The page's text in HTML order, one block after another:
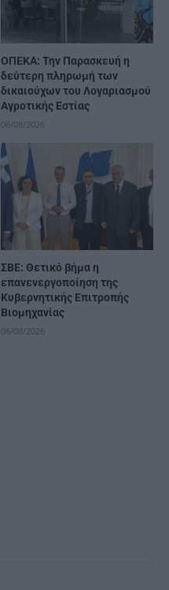
ΟΠΕΚΑ: Την Παρασκευή η
δεύτερη πληρωμή των
δικαιούχων του Λογαριασμού
Αγροτικής Εστίας
06/08/2026
ΣΒΕ: Θετικό βήμα η
επανενεργοποίηση της
Κυβερνητικής Επιτροπής
Βιομηχανίας
06/08/2026